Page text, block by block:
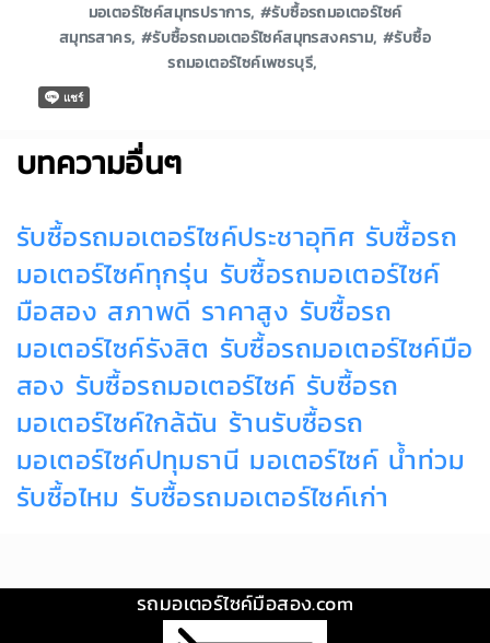
มอเตอร์ไซค์สมุทรปราการ, #รับซื้อรถมอเตอร์ไซค์
สมุทรสาคร, #รับซื้อรถมอเตอร์ไซค์สมุทรสงคราม, #รับซื้อ
รถมอเตอร์ไซค์เพชรบุรี,
บทความอื่นๆ
รับซื้อรถมอเตอร์ไซค์ประชาอุทิศ รับซื้อรถ
มอเตอร์ไซค์ทุกรุ่น รับซื้อรถมอเตอร์ไซค์
มือสอง สภาพดี ราคาสูง รับซื้อรถ
มอเตอร์ไซค์รังสิต รับซื้อรถมอเตอร์ไซค์มือ
สอง รับซื้อรถมอเตอร์ไซค์ รับซื้อรถ
มอเตอร์ไซค์ใกล้ฉัน ร้านรับซื้อรถ
มอเตอร์ไซค์ปทุมธานี มอเตอร์ไซค์ น้ำท่วม
รับซื้อไหม รับซื้อรถมอเตอร์ไซค์เก่า
รถมอเตอร์ไซค์มือสอง.com